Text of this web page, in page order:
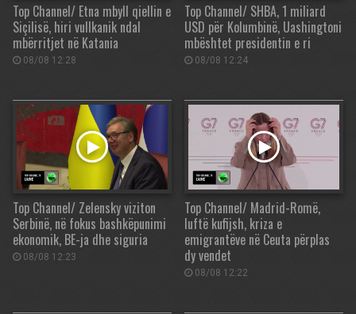
Top Channel/ Etna mbyll qiellin e
Siçilisë, hiri vullkanik ndal
mbërritjet në Katania
08/08 12:28
Top Channel/ SHBA, 1 miliard
USD për Kolumbinë, Uashingtoni
mbështet presidentin e ri
08/08 12:24
Top Channel/ Zelensky viziton
Serbinë, në fokus bashkëpunimi
ekonomik, BE-ja dhe siguria
08/08 12:23
Top Channel/ Madrid-Romë,
luftë kufijsh, kriza e
emigrantëve në Ceuta përplas
dy vendet
08/08 12:22